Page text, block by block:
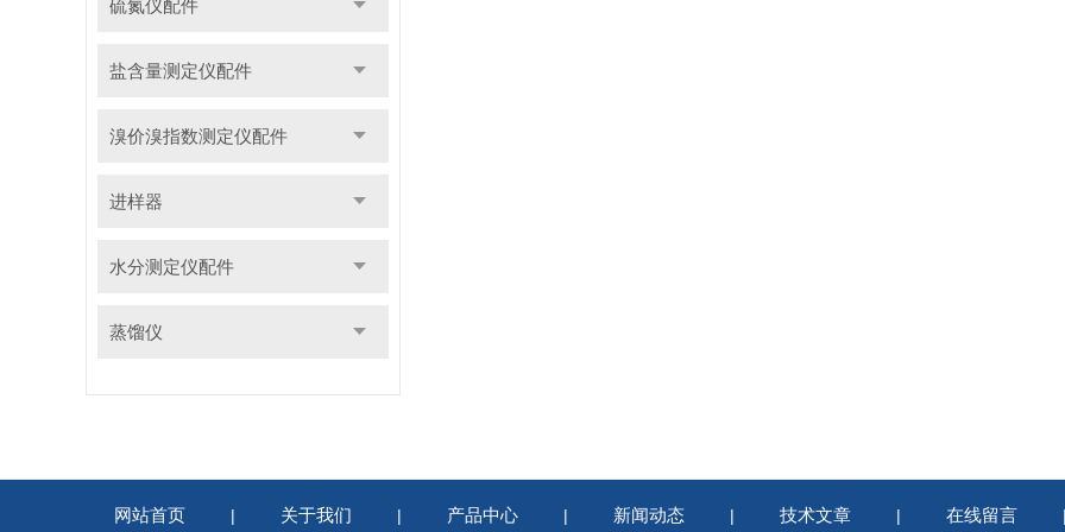
硫氮仪配件
盐含量测定仪配件
溴价溴指数测定仪配件
进样器
水分测定仪配件
蒸馏仪
网站首页 | 关于我们 | 产品中心 | 新闻动态 | 技术文章 | 在线留言